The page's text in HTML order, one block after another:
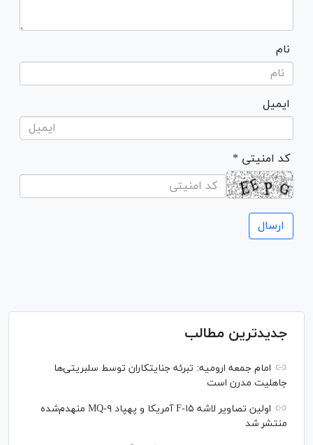
نام
ایمیل
* کد امنیتی
جدیدترین مطالب
امام جمعه ارومیه: تبرئه جنایتکاران توسط سلبریتی‌ها
جاهلیت مدرن است
اولین تصاویر لاشه F-۱۵ آمریکا و پهپاد MQ-۹ منهدم‌شده
منتشر شد